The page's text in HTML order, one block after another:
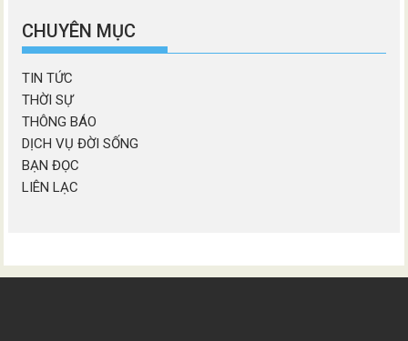
mục
CHUYÊN MỤC
TIN TỨC
THỜI SỰ
THÔNG BÁO
DỊCH VỤ ĐỜI SỐNG
BẠN ĐỌC
LIÊN LẠC